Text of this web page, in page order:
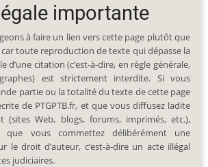
importante
à faire un lien vers cette page plutôt que
toute reproduction de texte qui dépasse la
d’une citation (c’est-à-dire, en règle générale,
est strictement interdite. Si vous
partie ou la totalité du texte de cette page
de PTGPTB.fr, et que vous diffusez ladite
(sites Web, blogs, forums, imprimés, etc.),
que vous commettez délibérément une
le droit d’auteur, c’est-à-dire un acte illégal
judiciaires.